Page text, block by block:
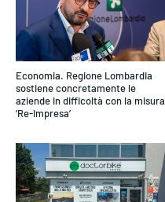
Economia. Regione Lombardia
sostiene concretamente le
aziende in difficoltà con la misura
‘Re-Impresa’